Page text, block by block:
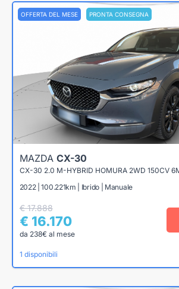
OFFERTA DEL MESE PRONTA CONSEGNA
MAZDA CX-30
CX-30 2.0 M-HYBRID HOMURA 2WD 150CV
2022 | 100.221km | Ibrido | Manuale
€ 17.888
€ 16.170
da 238€ al mese
1 disponibili